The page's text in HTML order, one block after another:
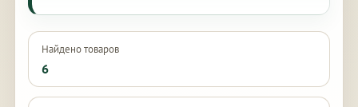
Найдено товаров
6